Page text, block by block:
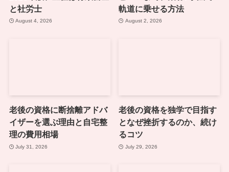
と社労士
August 4, 2026
軌道に乗せる方法
August 2, 2026
老後の資格に断捨離アドバ
イザーを選ぶ理由と自宅整
理の費用相場
July 31, 2026
老後の資格を独学で目指す
となぜ挫折するのか、続け
るコツ
July 29, 2026